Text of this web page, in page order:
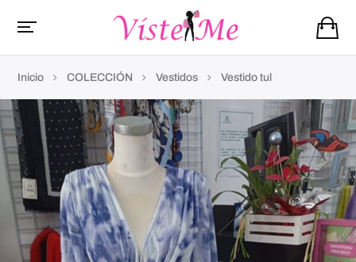
Inicio COLECCIÓN Vestidos Vestido tul